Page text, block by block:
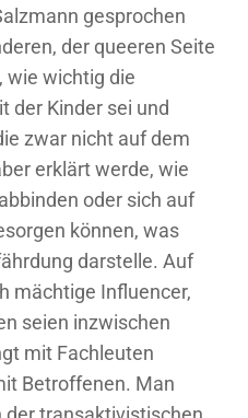
gesprochen
der queeren Seite
wie wichtig die
der Kinder sei und
zwar nicht auf dem
erklärt werde, wie
oder sich auf
können, was
darstelle. Auf
mächtige Influencer,
seien inzwischen
mit Fachleuten
Betroffenen. Man